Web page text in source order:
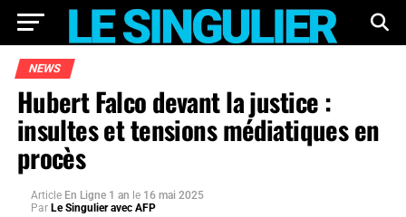
NEWS
Hubert Falco devant la justice :
insultes et tensions médiatiques en
procès
Article En Ligne 1 an le 16 mai 2025
Par Le Singulier avec AFP